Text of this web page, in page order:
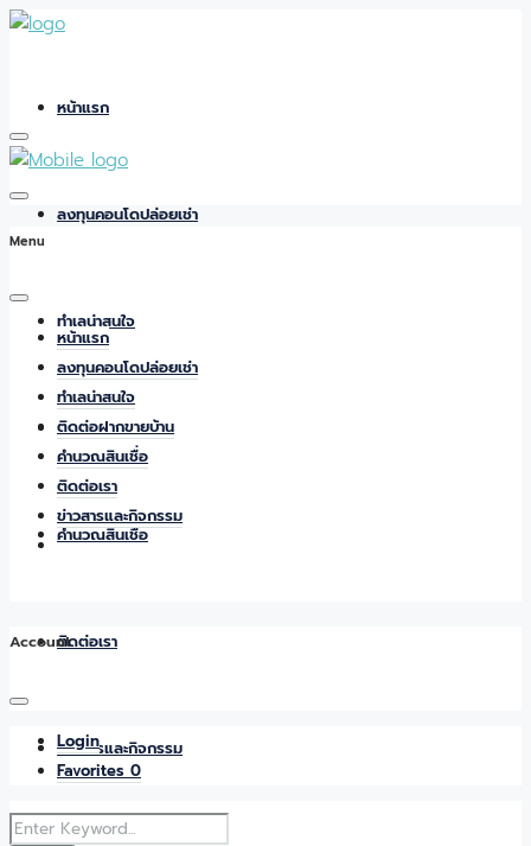
หน้าแรก
ลงทุนคอนโดปล่อยเช่า
ทำเลน่าสนใจ
ติดต่อฝากขายบ้าน
คำนวณสินเชื่อ
ติดต่อเรา
ข่าวสารและกิจกรรม
Menu
หน้าแรก
ลงทุนคอนโดปล่อยเช่า
ทำเลน่าสนใจ
ติดต่อฝากขายบ้าน
คำนวณสินเชื่อ
ติดต่อเรา
ข่าวสารและกิจกรรม
Account
Login
Favorites 0